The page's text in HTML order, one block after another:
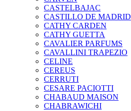
CASTELBAJAC
CASTILLO DE MADRID
CATHY CARDEN
CATHY GUETTA
CAVALIER PARFUMS
CAVALLINI TRAPEZIO
CELINE
CEREUS
CERRUTI
CESARE PACIOTTI
CHABAUD MAISON
CHABRAWICHI